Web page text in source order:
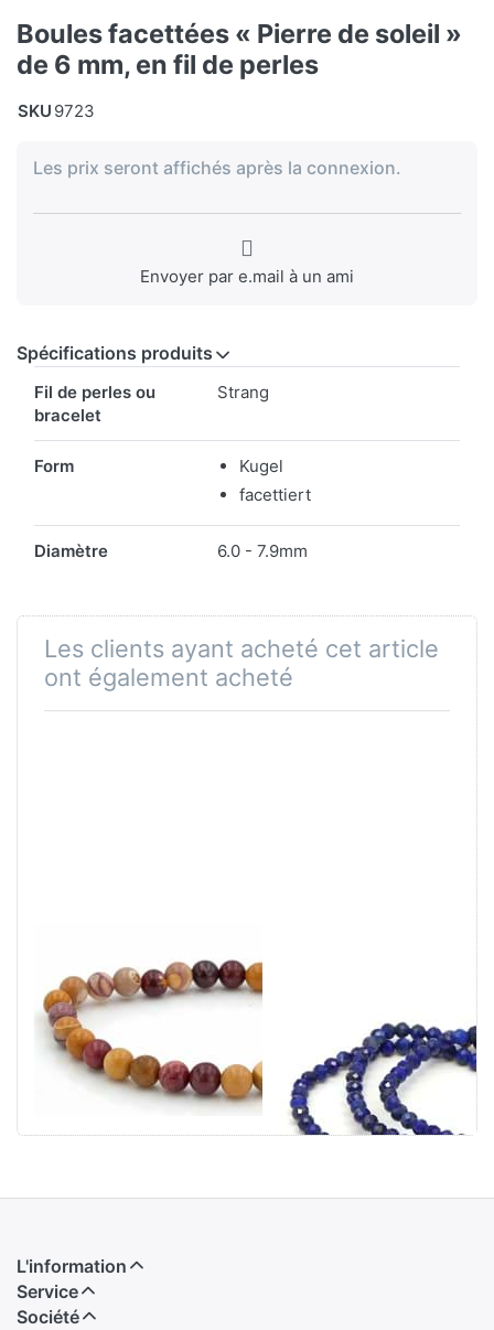
Boules facettées « Pierre de soleil »
de 6 mm, en fil de perles
SKU 9723
Les prix seront affichés après la connexion.
Envoyer par e.mail à un ami
Spécifications produits
Fil de perles ou
bracelet
Strang
Form
Kugel
facettiert
Diamètre 6.0 - 7.9mm
Les clients ayant acheté cet article
ont également acheté
boules Mookaite
6mm
de 4 mm (taille
diamant)
L'information
Service
Société